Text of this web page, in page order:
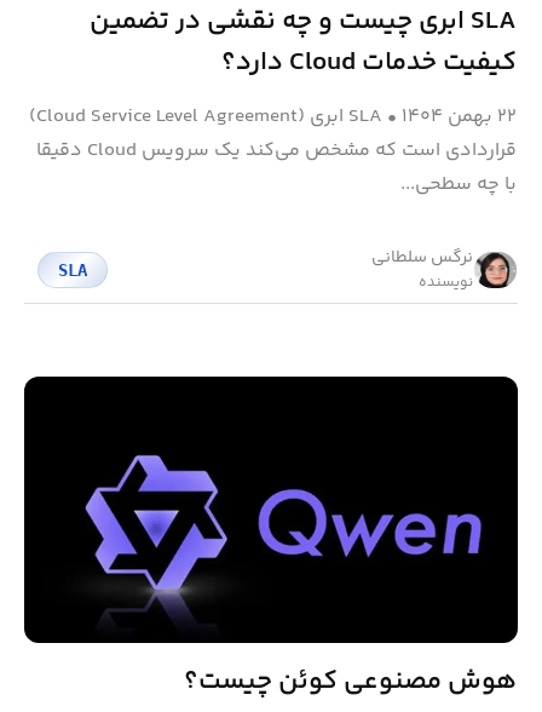
SLA ابری چیست و چه نقشی در تضمین
کیفیت خدمات Cloud دارد؟
۲۲ بهمن ۱۴۰۴ •
SLA ابری (Cloud Service Level Agreement)
قراردادی است که مشخص می‌کند یک سرویس Cloud دقیقا
با چه سطحی...
نرگس سلطانی
نویسنده
SLA
هوش مصنوعی کوئن چیست؟